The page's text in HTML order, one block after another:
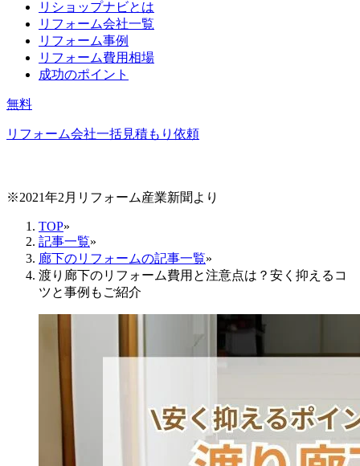
リショップナビとは
リフォーム会社一覧
リフォーム事例
リフォーム費用相場
成功のポイント
無料
リフォーム会社一括見積もり依頼
※2021年2月リフォーム産業新聞より
TOP»
記事一覧»
廊下のリフォームの記事一覧»
渡り廊下のリフォーム費用と注意点は？安く抑えるコ
ツと事例もご紹介